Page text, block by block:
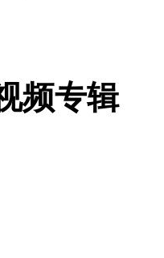
频专辑